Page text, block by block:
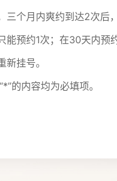
个月内爽约到达2次后
预约1次；在30天内预
挂号。
的内容均为必填项。